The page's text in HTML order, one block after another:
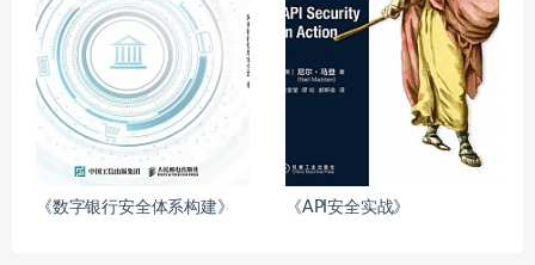
《数字银行安全体系构建》 《API安全实战》